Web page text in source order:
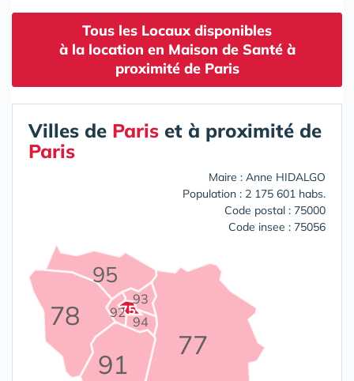
Tous les Locaux disponibles
à la location en Maison de Santé à
proximité de Paris
Villes de Paris et à proximité de
Paris
Maire : Anne HIDALGO
Population : 2 175 601 habs.
Code postal : 75000
Code insee : 75056
75
77
78
91
92
93
94
95